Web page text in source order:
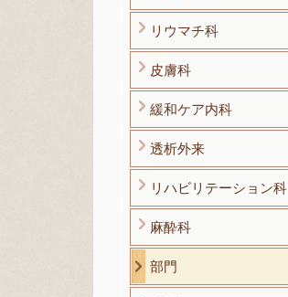
リウマチ科
皮膚科
緩和ケア内科
透析外来
リハビリテーション科
麻酔科
部門